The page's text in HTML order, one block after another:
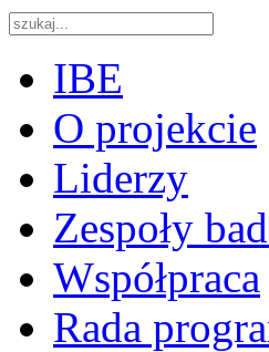
IBE
O projekcie
Liderzy
Zespoły
Współpraca
Rada